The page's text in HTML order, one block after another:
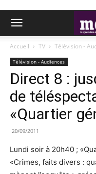
Accueil TV Télévision -
Télévision - Audiences
Direct 8 :
de
«Quartier
20/09/2011
Lundi soir à 20h40 ;
«Crimes, faits divers :